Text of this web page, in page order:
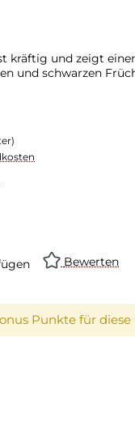
kräftig und zeigt
und schwarzen
Bewerten
Punkte für